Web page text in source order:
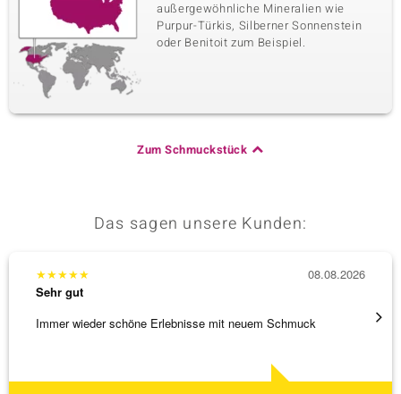
außergewöhnliche Mineralien wie
Purpur-Türkis, Silberner Sonnenstein
oder Benitoit zum Beispiel.
Zum Schmuckstück
Das sagen unsere Kunden:
★★★★★
Sehr gut
Immer wieder schöne Erlebnisse mit neuem Schmuck
08.08.2026